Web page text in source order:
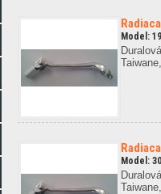
Model:
Model: